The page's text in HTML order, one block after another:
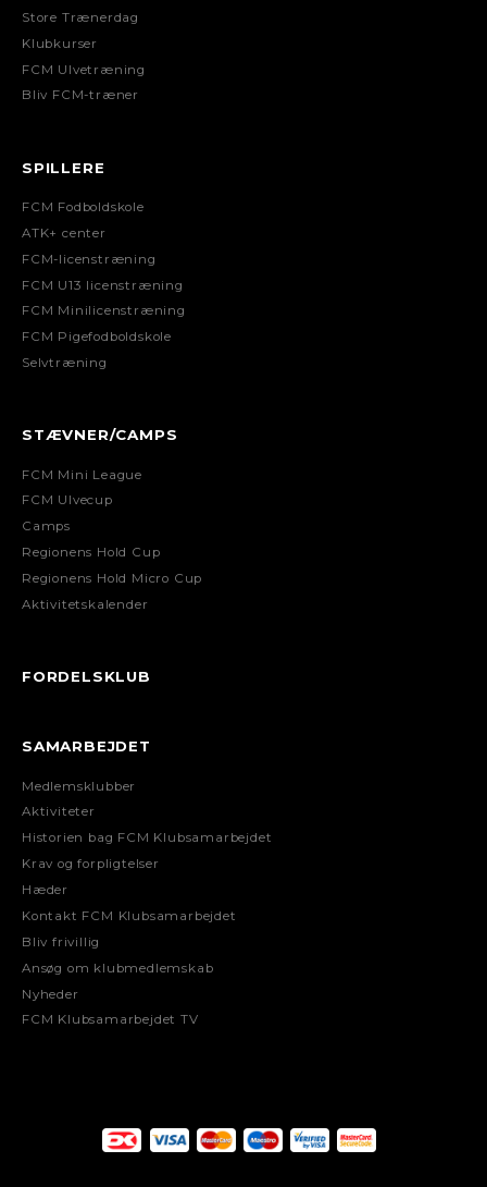
Store Trænerdag
Klubkurser
FCM Ulvetræning
Bliv FCM-træner
SPILLERE
FCM Fodboldskole
ATK+ center
FCM-licenstræning
FCM U13 licenstræning
FCM Minilicenstræning
FCM Pigefodboldskole
Selvtræning
STÆVNER/CAMPS
FCM Mini League
FCM Ulvecup
Camps
Regionens Hold Cup
Regionens Hold Micro Cup
Aktivitetskalender
FORDELSKLUB
SAMARBEJDET
Medlemsklubber
Aktiviteter
Historien bag FCM Klubsamarbejdet
Krav og forpligtelser
Hæder
Kontakt FCM Klubsamarbejdet
Bliv frivillig
Ansøg om klubmedlemskab
Nyheder
FCM Klubsamarbejdet TV